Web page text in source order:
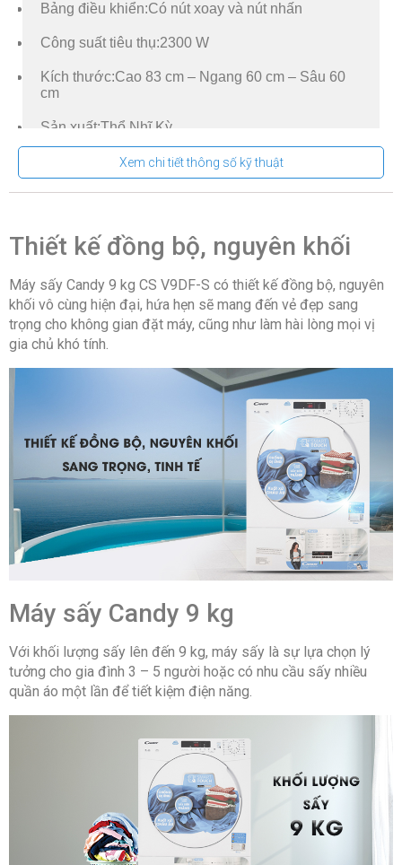
Bảng điều khiển:Có nút xoay và nút nhấn
Công suất tiêu thụ:2300 W
Kích thước:Cao 83 cm – Ngang 60 cm – Sâu 60
cm
Sản xuất:Thổ Nhĩ Kỳ
Candy.Xem chi tiết thông số kỹ thuật
Thiết kế đồng bộ, nguyên khối
Máy sấy Candy 9 kg CS V9DF-S có thiết kế đồng bộ, nguyên
khối vô cùng hiện đại, hứa hẹn sẽ mang đến vẻ đẹp sang
trọng cho không gian đặt máy, cũng như làm hài lòng mọi vị
gia chủ khó tính.
Máy sấy Candy 9 kg
Với khối lượng sấy lên đến 9 kg, máy sấy là sự lựa chọn lý
tưởng cho gia đình 3 – 5 người hoặc có nhu cầu sấy nhiều
quần áo một lần để tiết kiệm điện năng.